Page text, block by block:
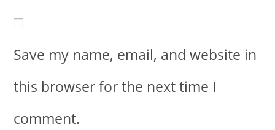
Save my name, email, and website in
this browser for the next time I
comment.